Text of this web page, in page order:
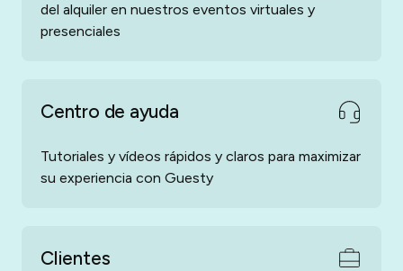
del alquiler en nuestros eventos virtuales y
presenciales
Centro de ayuda
Tutoriales y vídeos rápidos y claros para maximizar
su experiencia con Guesty
Clientes